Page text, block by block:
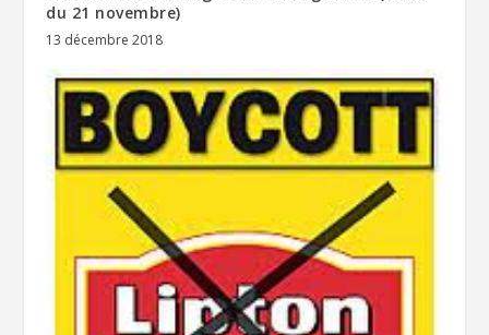
du 21 novembre)
13 décembre 2018